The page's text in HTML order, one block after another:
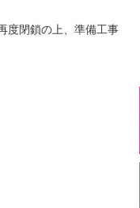
度閉鎖の上、準備工事